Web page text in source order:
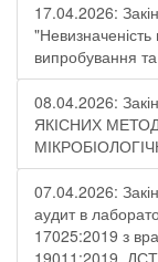
17.04.2026:
випробування
08.04.2026:
ЯКІСНИХ
07.04.2026:
аудит в
17025:2019 з
19011:2019,